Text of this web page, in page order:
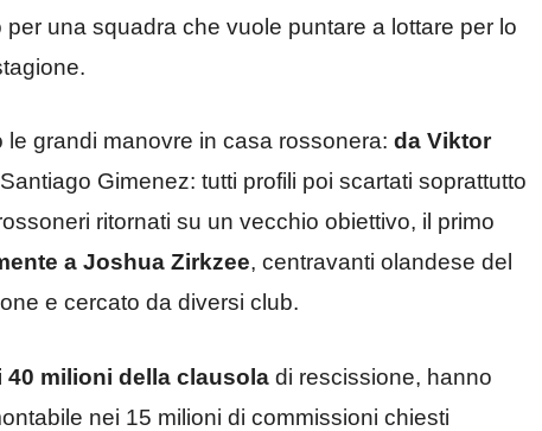
una squadra che vuole puntare a lottare per lo
grandi manovre in casa rossonera: da Viktor
Gimenez: tutti profili poi scartati soprattutto
ritornati su un vecchio obiettivo, il primo
a Joshua Zirkzee, centravanti olandese del
e cercato da diversi club.
40 milioni della clausola di rescissione, hanno
nei 15 milioni di commissioni chiesti